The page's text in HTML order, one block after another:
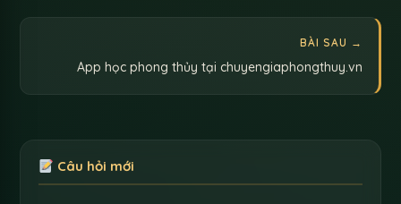
BÀI SAU →
App học phong thủy tại chuyengiaphongthuy.vn
Câu hỏi mới